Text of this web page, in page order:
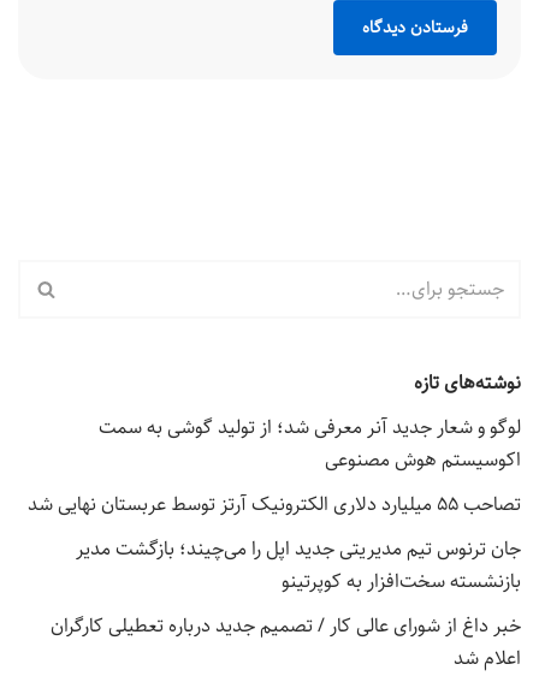
نوشته‌های تازه
لوگو و شعار جدید آنر معرفی شد؛ از تولید گوشی به سمت
اکوسیستم هوش مصنوعی
تصاحب ۵۵ میلیارد دلاری الکترونیک آرتز توسط عربستان نهایی شد
جان ترنوس تیم مدیریتی جدید اپل را می‌چیند؛ بازگشت مدیر
بازنشسته سخت‌افزار به کوپرتینو
خبر داغ از شورای عالی کار / تصمیم جدید درباره تعطیلی کارگران
اعلام شد